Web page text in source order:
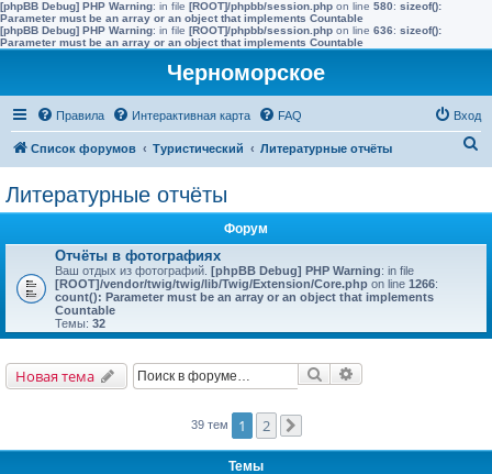
[phpBB Debug] PHP Warning: in file [ROOT]/phpbb/session.php on line 580: sizeof():
Parameter must be an array or an object that implements Countable
[phpBB Debug] PHP Warning: in file [ROOT]/phpbb/session.php on line 636: sizeof():
Parameter must be an array or an object that implements Countable
Черноморское
Правила Интерактивная карта FAQ Вход
Список форумов Туристический Литературные отчёты
Литературные отчёты
Форум
Отчёты в фотографиях
Ваш отдых из фотографий. [phpBB Debug] PHP Warning: in file
[ROOT]/vendor/twig/twig/lib/Twig/Extension/Core.php on line 1266:
count(): Parameter must be an array or an object that implements
Countable
Темы: 32
Новая тема Поиск
39 тем 1 2
Темы